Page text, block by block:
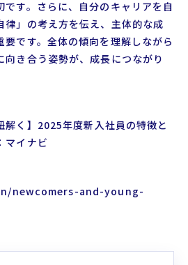
す。さらに、自分のキャリアを自
律」の考え方を伝え、主体的な成
です。全体の傾向を理解しながら
向き合う姿勢が、成長につながり
解く】2025年度新入社員の特徴と
マイナビ
newcomers-and-young-